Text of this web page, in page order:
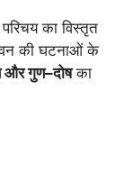
का विस्तृत
की घटनाओं के
और गुण–दोषका